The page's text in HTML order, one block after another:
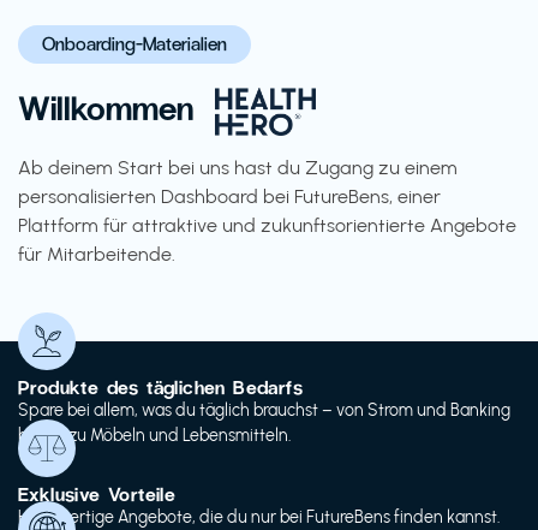
Onboarding-Materialien
Willkommen
Ab deinem Start bei uns hast du Zugang zu einem
personalisierten Dashboard bei FutureBens, einer
Plattform für attraktive und zukunftsorientierte Angebote
für Mitarbeitende.
Produkte des täglichen Bedarfs
Spare bei allem, was du täglich brauchst – von Strom und Banking
bis hin zu Möbeln und Lebensmitteln.
Exklusive Vorteile
Hochwertige Angebote, die du nur bei FutureBens finden kannst.